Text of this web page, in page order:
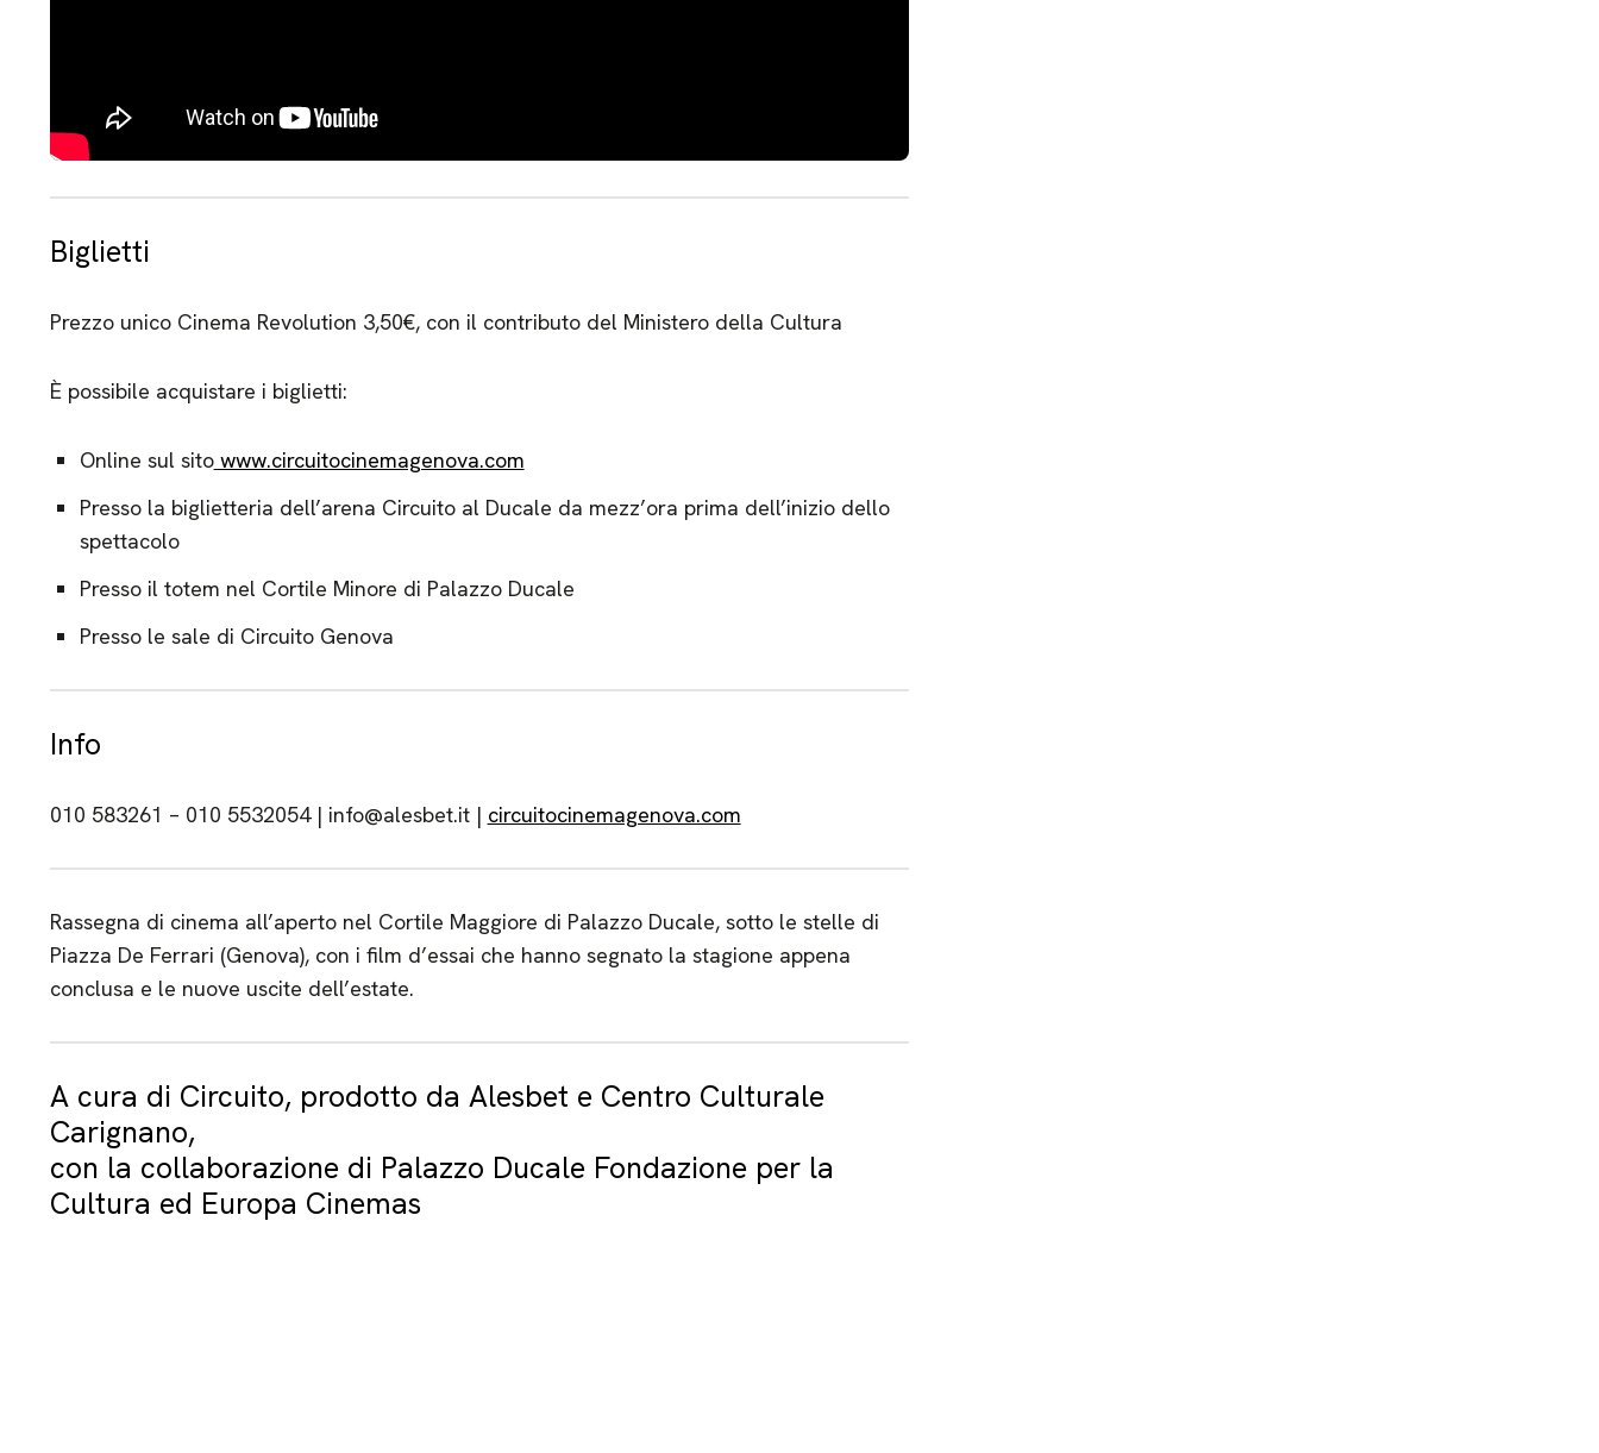
Biglietti
Prezzo unico Cinema Revolution 3,50€, con il contributo del Ministero della Cultura
È possibile acquistare i biglietti:
Online sul sitowww.circuitocinemagenova.com
Presso la biglietteria dell’arena Circuito al Ducale da mezz’ora prima dell’inizio dello
spettacolo
Presso il totem nel Cortile Minore di Palazzo Ducale
Presso le sale di Circuito Genova
Info
010 583261 – 010 5532054 | info@alesbet.it | circuitocinemagenova.com
Rassegna di cinema all’aperto nel Cortile Maggiore di Palazzo Ducale, sotto le stelle di
Piazza De Ferrari (Genova), con i film d’essai che hanno segnato la stagione appena
conclusa e le nuove uscite dell’estate.
A cura di Circuito, prodotto da Alesbet e Centro Culturale
Carignano,
con la collaborazione di Palazzo Ducale Fondazione per la
Cultura ed Europa Cinemas